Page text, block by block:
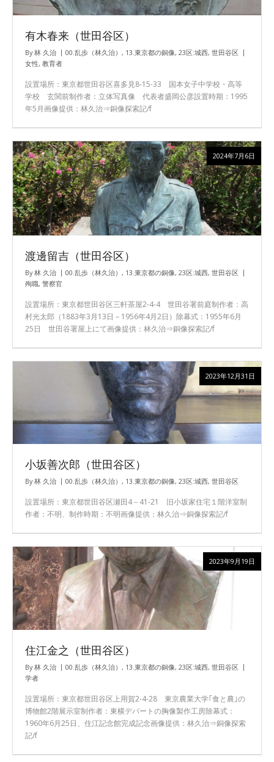
有木春来（世田谷区）
By林 久治 00.乱歩（林久治） , 13.東京都の銅像, 23区:城西, 世田谷区
女性, 教育者
設置場所：東京都世田谷区喜多見8-15-33 国本女子中学校・高等
学校 玄関前制作者：立体写真像 代表者盛岡公彦設置時期：1995
年5月画像提供：林久治⇒銅像探索記/f
渡邊留吉（世田谷区）
By林 久治 00.乱歩（林久治） , 13.東京都の銅像, 23区:城西, 世田谷区
殉職, 警察官
設置場所：東京都世田谷区三軒茶屋2-4-4 世田谷署前庭制作者：高
村光太郎（1883年3月13日 – 1956年4月2日）除幕式：1955年6月
25日 世田谷署屋上にて画像提供：林久治⇒銅像探索記/f
2024年7月6日
小坂善次郎（世田谷区）
By林 久治 00.乱歩（林久治） , 13.東京都の銅像, 23区:城西, 世田谷区
設置場所：東京都世田谷区瀬田4－41-21 旧小坂家住宅１階洋室制
作者：不明、制作時期：不明画像提供：林久治⇒銅像探索記/f
2023年12月31日
住江金之（世田谷区）
By林 久治 00.乱歩（林久治） , 13.東京都の銅像, 23区:城西, 世田谷区
学者
設置場所：東京都世田谷区上用賀2-4-28 東京農業大学｢食と農｣の
博物館2階展示室制作者：東横デパートの胸像製作工房除幕式：
1960年6月25日、住江記念館完成記念画像提供：林久治⇒銅像探索
記/f
2023年9月19日